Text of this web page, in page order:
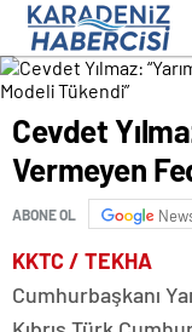
Cevdet
Vermeyen
ABONE OL
KKTC / TEKHA
Cumhurbaşkanı